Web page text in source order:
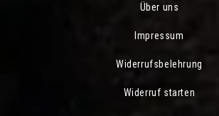
Über uns
Impressum
Widerrufsbelehrung
Widerruf starten